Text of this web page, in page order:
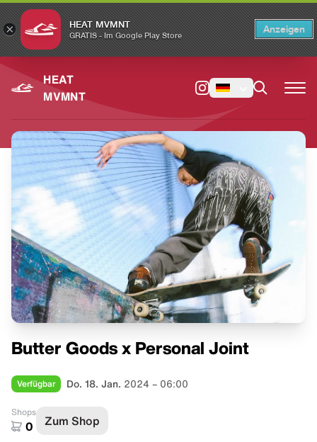
× HEAT MVMNT
GRATIS - Im Google Play Store
Anzeigen
HEAT
MVMNT
Butter Goods x Personal Joint
Verfügbar Do. 18. Jan. 2024 – 06:00
Shops
0 Zum Shop
Switch to the English version? Switch ×